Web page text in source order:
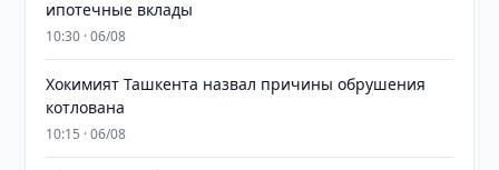
ипотечные вклады
10:30 · 06/08
Хокимият Ташкента назвал причины обрушения
котлована
10:15 · 06/08